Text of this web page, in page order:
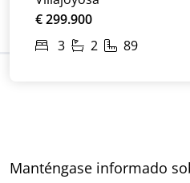
€ 299.900
3
2 89
Manténgase informado